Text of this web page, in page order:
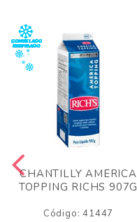
CHANTILLY AMERICA
TOPPING RICHS 907G
Código: 41447